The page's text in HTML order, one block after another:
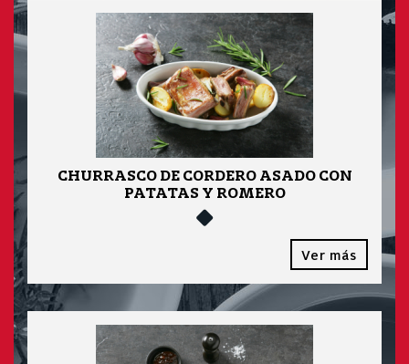
CHURRASCO DE CORDERO ASADO CON
PATATAS Y ROMERO
Ver más